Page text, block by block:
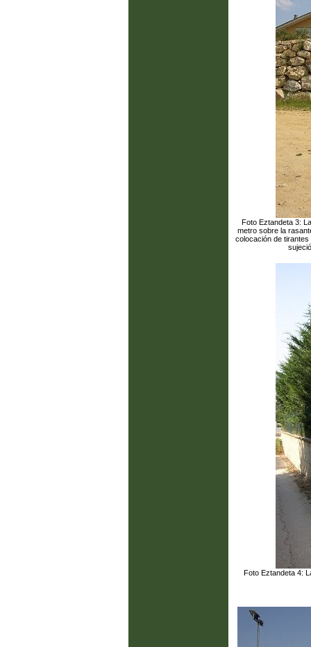
Foto Eztandeta 3:
metro sobre la
colocación de
Foto Eztandeta 4: